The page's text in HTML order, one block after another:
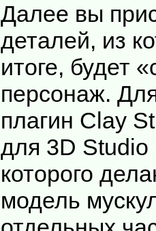
Далее вы
деталей, из
итоге, будет
персонаж.
плагин Clay
для 3D
которого
модель